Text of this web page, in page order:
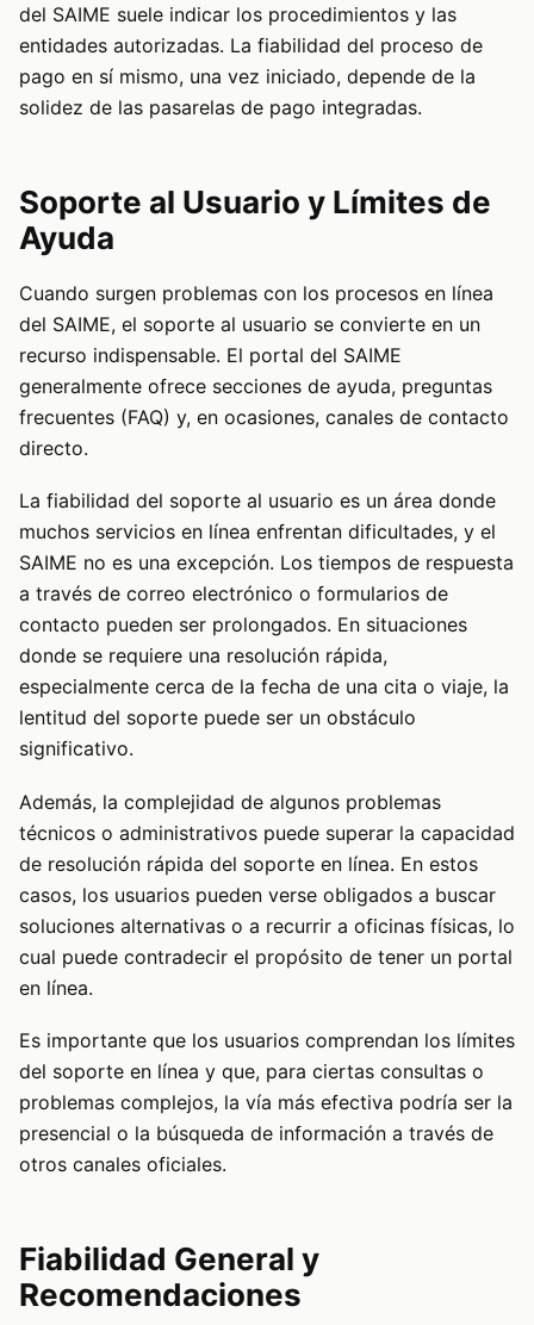
del SAIME suele indicar los procedimientos y las
entidades autorizadas. La fiabilidad del proceso de
pago en sí mismo, una vez iniciado, depende de la
solidez de las pasarelas de pago integradas.
Soporte al Usuario y Límites de
Ayuda
Cuando surgen problemas con los procesos en línea
del SAIME, el soporte al usuario se convierte en un
recurso indispensable. El portal del SAIME
generalmente ofrece secciones de ayuda, preguntas
frecuentes (FAQ) y, en ocasiones, canales de contacto
directo.
La fiabilidad del soporte al usuario es un área donde
muchos servicios en línea enfrentan dificultades, y el
SAIME no es una excepción. Los tiempos de respuesta
a través de correo electrónico o formularios de
contacto pueden ser prolongados. En situaciones
donde se requiere una resolución rápida,
especialmente cerca de la fecha de una cita o viaje, la
lentitud del soporte puede ser un obstáculo
significativo.
Además, la complejidad de algunos problemas
técnicos o administrativos puede superar la capacidad
de resolución rápida del soporte en línea. En estos
casos, los usuarios pueden verse obligados a buscar
soluciones alternativas o a recurrir a oficinas físicas, lo
cual puede contradecir el propósito de tener un portal
en línea.
Es importante que los usuarios comprendan los límites
del soporte en línea y que, para ciertas consultas o
problemas complejos, la vía más efectiva podría ser la
presencial o la búsqueda de información a través de
otros canales oficiales.
Fiabilidad General y
Recomendaciones